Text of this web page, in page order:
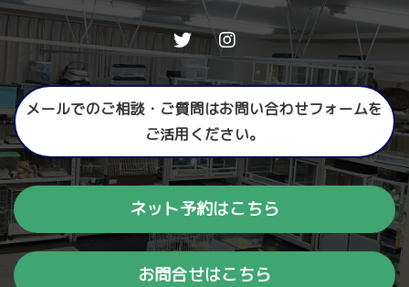
メールでのご相談・ご質問はお問い合わせフォームを
ご活用ください。
ネット予約はこちら
お問合せはこちら